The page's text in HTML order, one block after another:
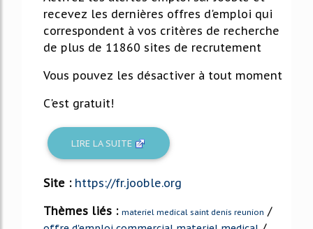
recevez les dernières offres d'emploi qui
correspondent à vos critères de recherche
de plus de 11860 sites de recrutement
Vous pouvez les désactiver à tout moment
C'est gratuit!
LIRE LA SUITE
Site : https://fr.jooble.org
Thèmes liés : materiel medical saint denis reunion /